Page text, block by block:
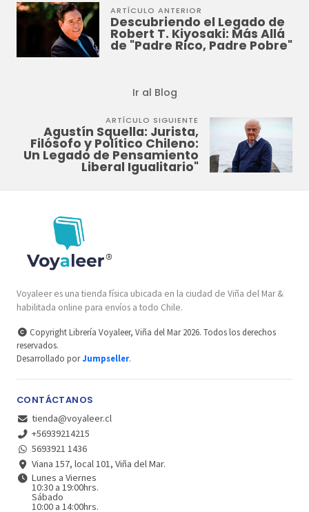
ARTÍCULO ANTERIOR
Descubriendo el Legado de
Robert T. Kiyosaki: Más Allá
de "Padre Rico, Padre Pobre"
Ir al Blog
ARTÍCULO SIGUIENTE
Agustín Squella: Jurista,
Filósofo y Político Chileno:
Un Legado de Pensamiento
Liberal Igualitario"
Voyaleer es una tienda física ubicada en la ciudad de Viña del Mar &
habilitada online para envíos a todo Chile.
Copyright Librería Voyaleer, Viña del Mar 2026. Todos los derechos
reservados.
Desarrollado porJumpseller.
CONTÁCTANOS
tienda@voyaleer.cl
+56939214215
5693921 1436
Viana 157, local 101, Viña del Mar.
Lunes a Viernes
10:30 a 19:00hrs.
Sábado
10:00 a 14:00hrs.